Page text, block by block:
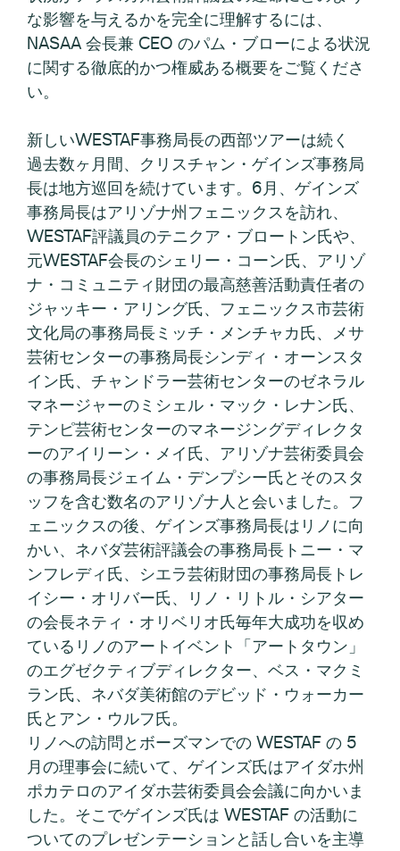
な影響を与えるかを完全に理解するには、
NASAA 会長兼 CEO のパム・ブローによる状況
に関する徹底的かつ権威ある概要をご覧くださ
い。
新しいWESTAF事務局長の西部ツアーは続く
過去数ヶ月間、クリスチャン・ゲインズ事務局
長は地方巡回を続けています。6月、ゲインズ
事務局長はアリゾナ州フェニックスを訪れ、
WESTAF評議員のテニクア・ブロートン氏や、
元WESTAF会長のシェリー・コーン氏、アリゾ
ナ・コミュニティ財団の最高慈善活動責任者の
ジャッキー・アリング氏、フェニックス市芸術
文化局の事務局長ミッチ・メンチャカ氏、メサ
芸術センターの事務局長シンディ・オーンスタ
イン氏、チャンドラー芸術センターのゼネラル
マネージャーのミシェル・マック・レナン氏、
テンピ芸術センターのマネージングディレクタ
ーのアイリーン・メイ氏、アリゾナ芸術委員会
の事務局長ジェイム・デンプシー氏とそのスタ
ッフを含む数名のアリゾナ人と会いました。フ
ェニックスの後、ゲインズ事務局長はリノに向
かい、ネバダ芸術評議会の事務局長トニー・マ
ンフレディ氏、シエラ芸術財団の事務局長トレ
イシー・オリバー氏、リノ・リトル・シアター
の会長ネティ・オリベリオ氏毎年大成功を収め
ているリノのアートイベント「アートタウン」
のエグゼクティブディレクター、ベス・マクミ
ラン氏、ネバダ美術館のデビッド・ウォーカー
氏とアン・ウルフ氏。
リノへの訪問とボーズマンでの WESTAF の 5
月の理事会に続いて、ゲインズ氏はアイダホ州
ポカテロのアイダホ芸術委員会会議に向かいま
した。そこでゲインズ氏は WESTAF の活動に
ついてのプレゼンテーションと話し合いを主導